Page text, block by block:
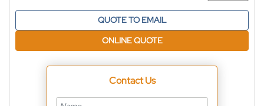
QUOTE TO EMAIL
ONLINE QUOTE
Contact Us